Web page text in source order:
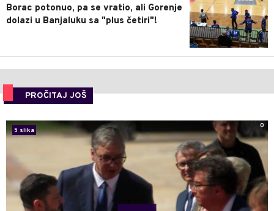
Borac potonuo, pa se vratio, ali Gorenje
dolazi u Banjaluku sa "plus četiri"!
PROČITAJ JOŠ
5 slika
0